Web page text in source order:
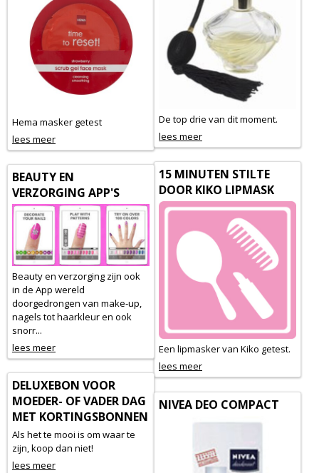
Hema masker getest
lees meer
De top drie van dit moment.
lees meer
15 MINUTEN STILTE
DOOR KIKO LIPMASK
Een lipmasker van Kiko getest.
lees meer
BEAUTY EN
VERZORGING APP'S
Beauty en verzorging zijn ook
in de App wereld
doorgedrongen van make-up,
nagels tot haarkleur en ook
snorr...
lees meer
DELUXEBON VOOR
MOEDER- OF VADER DAG
MET KORTINGSBONNEN
Als het te mooi is om waar te
zijn, koop dan niet!
lees meer
NIVEA DEO COMPACT